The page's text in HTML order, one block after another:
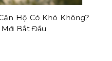
Hộ Có Khó Không?
Bắt Đầu